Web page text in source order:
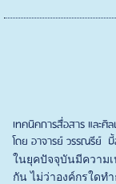
เทคนิคการสื่อสาร และศิ
โดย อาจารย์ วรรณรีย์
ในยุคปัจจุบันมีความ
กัน ไม่ว่าองค์กรใดท